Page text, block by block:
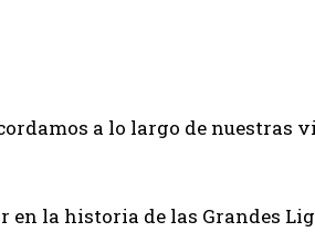
a lo largo de nuestras
la historia de las Grandes